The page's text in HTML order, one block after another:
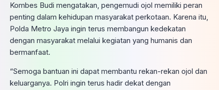
Kombes Budi mengatakan, pengemudi ojol memiliki peran
penting dalam kehidupan masyarakat perkotaan. Karena itu,
Polda Metro Jaya ingin terus membangun kedekatan
dengan masyarakat melalui kegiatan yang humanis dan
bermanfaat.
“Semoga bantuan ini dapat membantu rekan-rekan ojol dan
keluarganya. Polri ingin terus hadir dekat dengan